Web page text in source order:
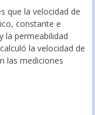
que la velocidad de
constante e
la permeabilidad
la velocidad de
las mediciones